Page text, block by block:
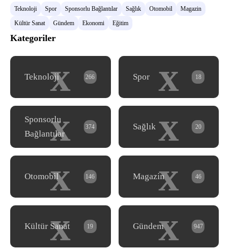
Teknoloji Spor Sponsorlu Bağlantılar Sağlık Otomobil
Magazin
Kültür Sanat
Gündem Ekonomi Eğitim
Kategoriler
x
Teknoloji 266 x
Spor 18
x
Sponsorlu
Bağlantılar
374 x
Sağlık 20
x
Otomobil 146 x
Magazin 46
x
Kültür Sanat 19 x
Gündem 947